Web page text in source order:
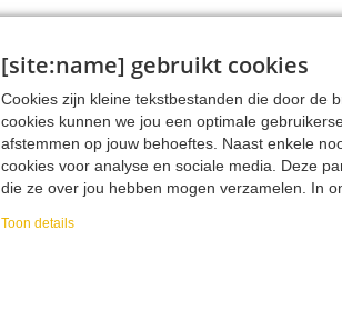
[site:name] gebruikt cookies
Cookies zijn kleine tekstbestanden die door de
cookies kunnen we jou een optimale
afstemmen op jouw behoeftes. Naast enkele
cookies voor analyse en sociale media. Deze
die ze over jou hebben mogen verzamelen. In
Toon details